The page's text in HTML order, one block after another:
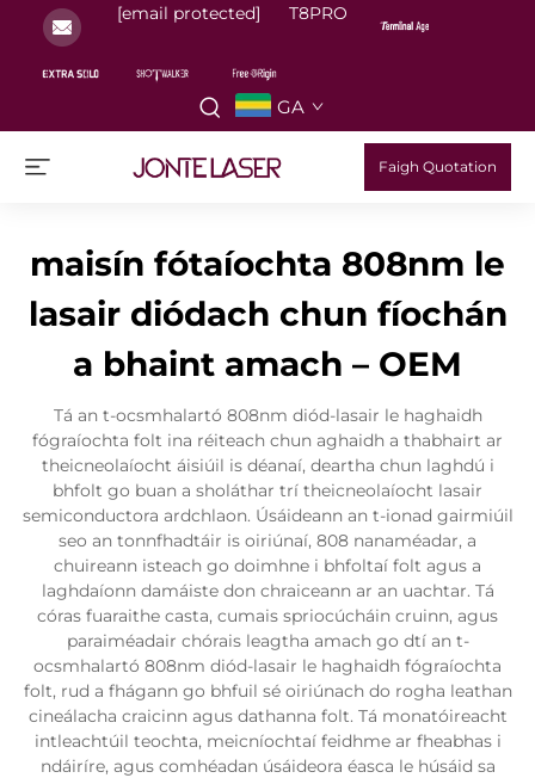
[email protected] T8PRO
GA
Faigh Quotation
maisín fótaíochta 808nm le
lasair diódach chun fíochán
a bhaint amach – OEM
Tá an t-ocsmhalartó 808nm diód-lasair le haghaidh
fógraíochta folt ina réiteach chun aghaidh a thabhairt ar
theicneolaíocht áisiúil is déanaí, deartha chun laghdú i
bhfolt go buan a sholáthar trí theicneolaíocht lasair
semiconductora ardchlaon. Úsáideann an t-ionad gairmiúil
seo an tonnfhadtáir is oiriúnaí, 808 nanaméadar, a
chuireann isteach go doimhne i bhfoltaí folt agus a
laghdaíonn damáiste don chraiceann ar an uachtar. Tá
córas fuaraithe casta, cumais spriocúcháin cruinn, agus
paraiméadair chórais leagtha amach go dtí an t-
ocsmhalartó 808nm diód-lasair le haghaidh fógraíochta
folt, rud a fhágann go bhfuil sé oiriúnach do rogha leathan
cineálacha craicinn agus dathanna folt. Tá monatóireacht
intleachtúil teochta, meicníochtaí feidhme ar fheabhas i
ndáiríre, agus comhéadan úsáideora éasca le húsáid sa